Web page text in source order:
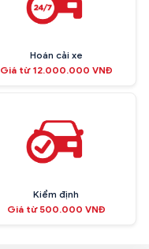
Hoán cải xe
Giá từ 12.000.000 VNĐ
Kiểm định
Giá từ 500.000 VNĐ